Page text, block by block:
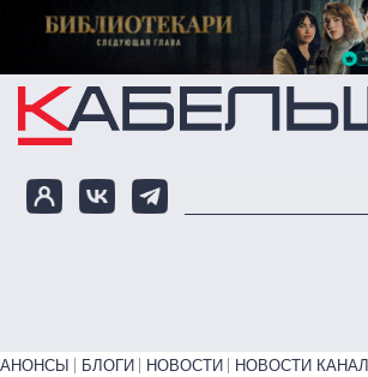
Перейти к основному содержанию
Primary links bottom
АНОНСЫ БЛОГИ НОВОСТИ НОВОСТИ